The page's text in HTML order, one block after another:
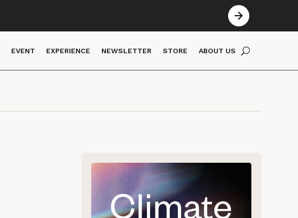
EVENT EXPERIENCE NEWSLETTER STORE ABOUT US